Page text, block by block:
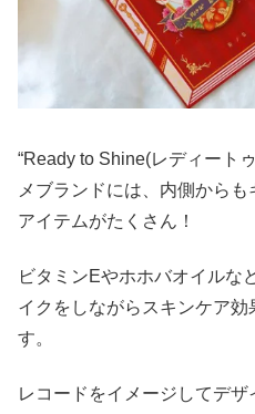
“Ready to Shine(レディート
メブランドには、内側から
アイテムがたくさん！
ビタミンEやホホバオイルな
イクをしながらスキンケア
す。
レコードをイメージしてデ